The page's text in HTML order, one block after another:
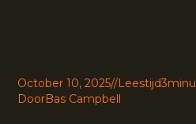
October 10, 2025//Leestijd3
DoorBas Campbell